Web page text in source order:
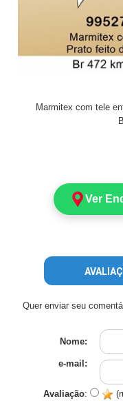
Marmitex com tele
Ver
Quer enviar seu
Nome:
e-mail:
Avaliação: